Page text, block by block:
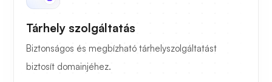
Tárhely szolgáltatás
Biztonságos és megbízható tárhelyszolgáltatást
biztosít domainjéhez.